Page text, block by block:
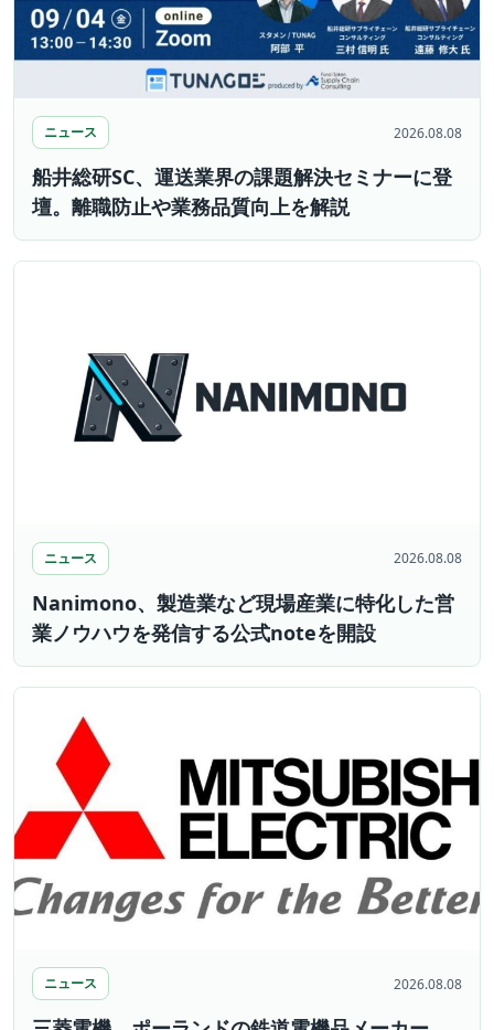
ニュース 2026.08.08
船井総研SC、運送業界の課題解決セミナーに登
壇。離職防止や業務品質向上を解説
ニュース 2026.08.08
Nanimono、製造業など現場産業に特化した営
業ノウハウを発信する公式noteを開設
ニュース 2026.08.08